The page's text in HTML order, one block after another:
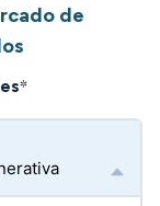
de
*